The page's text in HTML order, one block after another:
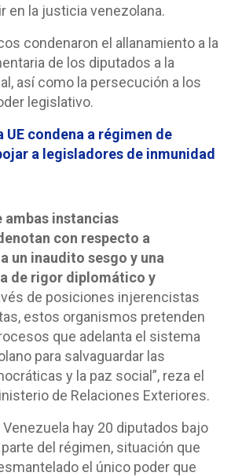
en la justicia venezolana.
condenaron el allanamiento a la
de los diputados a la
así como la persecución a los
legislativo.
UE condena a régimen de
a legisladores de inmunidad
ambas instancias
con respecto a
un inaudito sesgo y una
de rigor diplomático y
de posiciones injerencistas
estos organismos pretenden
que adelanta el sistema
para salvaguardar las
y la paz social”, reza el
de Relaciones Exteriores.
hay 20 diputados bajo
del régimen, situación que
el único poder que